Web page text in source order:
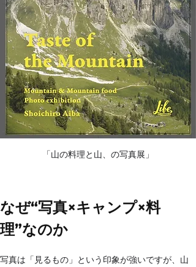
「山の料理と山、の写真展」
なぜ“写真×キャンプ×料
理”なのか
写真は「見るもの」という印象が強いですが、山